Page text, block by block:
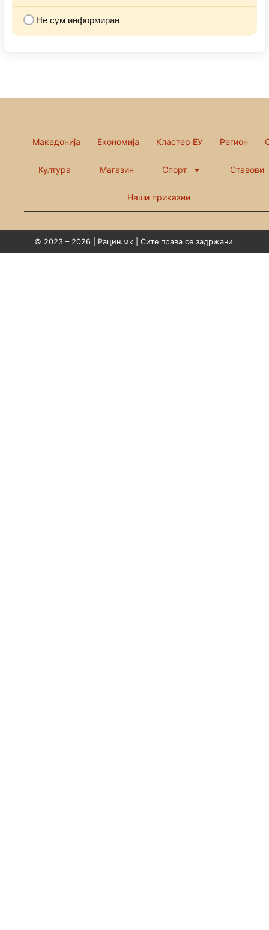
Не сум информиран
Македонија Економија Кластер ЕУ Регион
Култура Магазин Спорт Ставови
Наши приказни
© 2023 – 2026 | Рацин.мк | Сите права се задржани.